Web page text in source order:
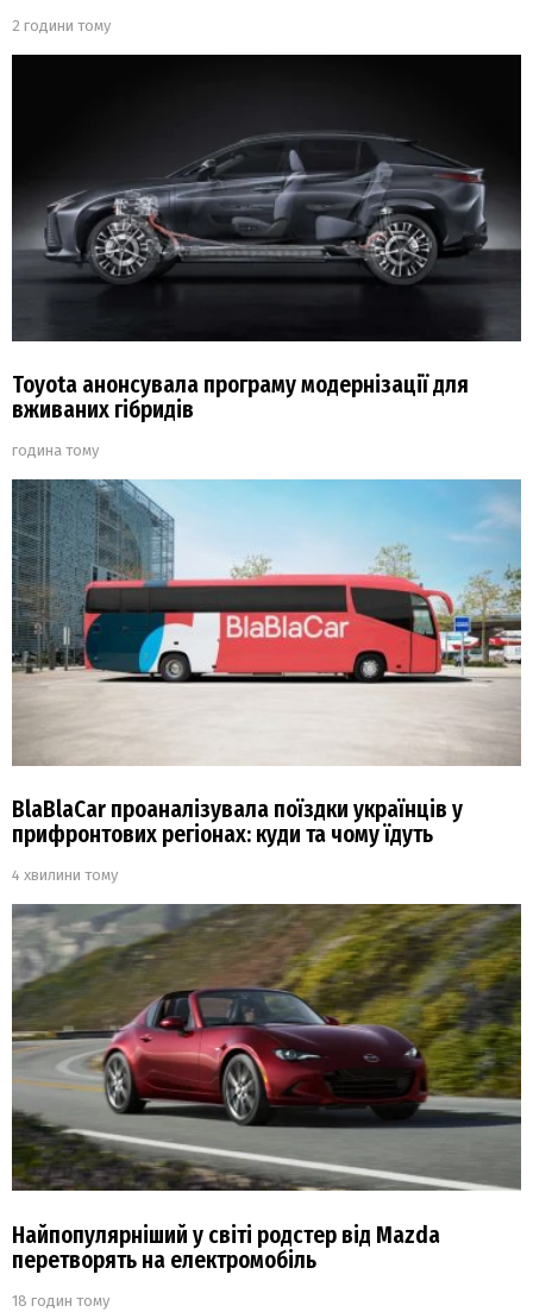
2 години тому
Toyota анонсувала програму модернізації для
вживаних гібридів
година тому
BlaBlaCar проаналізувала поїздки українців у
прифронтових регіонах: куди та чому їдуть
4 хвилини тому
Найпопулярніший у світі родстер від Mazda
перетворять на електромобіль
18 годин тому